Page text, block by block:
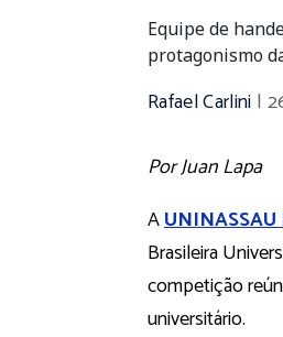
Equipe de
protagonismo
Rafael Carlini |
Por Juan Lapa
A
Brasileira
competição
universitário.